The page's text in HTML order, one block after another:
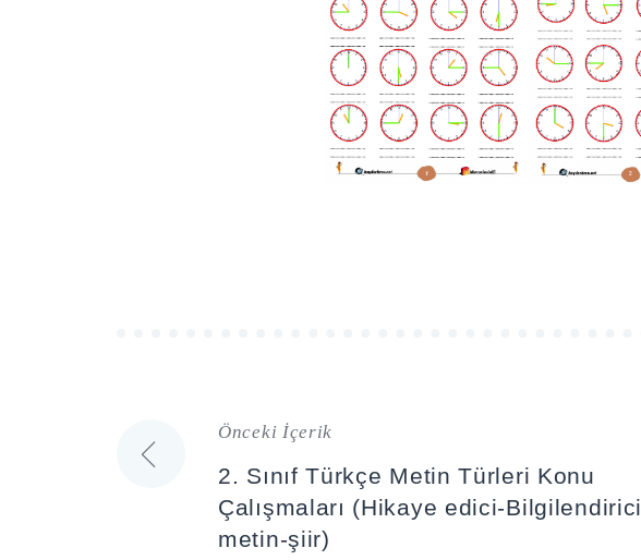
Yazı
gezinmesi
Önceki İçerik
2. Sınıf Türkçe Metin Türleri Konu
Çalışmaları (Hikaye edici-Bilgilendirici
metin-şiir)